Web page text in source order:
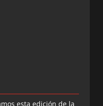
esta edición de la